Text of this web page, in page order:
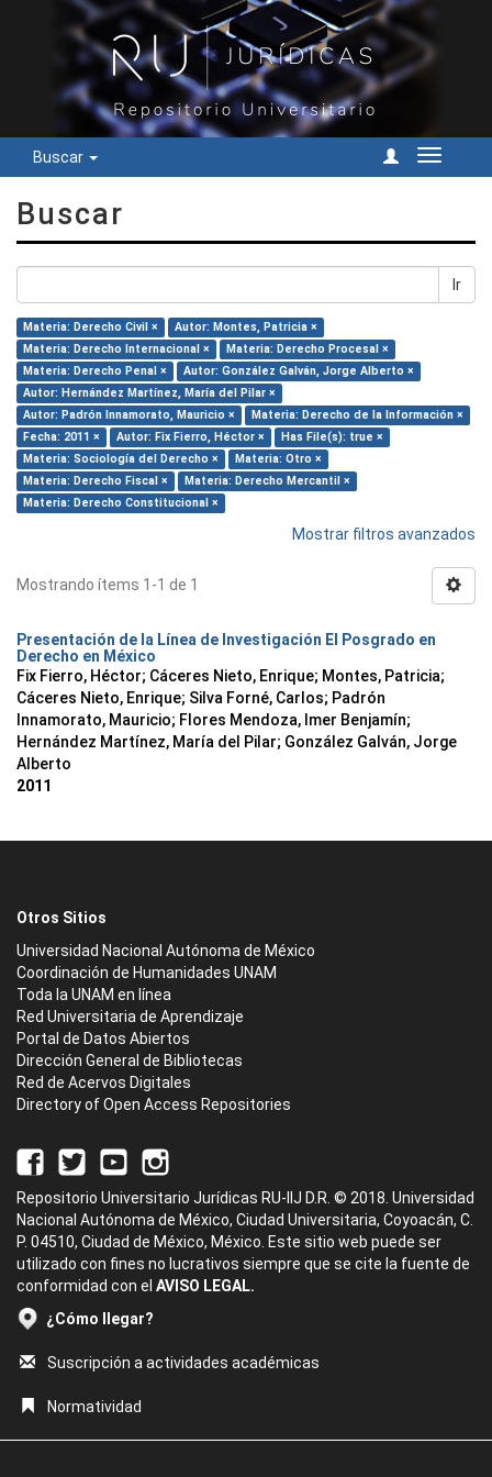
Buscar
Cambiar
Buscar
Ir
Materia: Derecho Civil ×
Autor: Montes, Patricia ×
Materia: Derecho Internacional ×
Materia: Derecho Procesal ×
Materia: Derecho Penal ×
Autor: González Galván, Jorge Alberto ×
Autor: Hernández Martínez, María del Pilar ×
Autor: Padrón Innamorato, Mauricio ×
Materia: Derecho de la Información ×
Fecha: 2011 ×
Autor: Fix Fierro, Héctor ×
Has File(s): true ×
Materia: Sociología del Derecho ×
Materia: Otro ×
Materia: Derecho Fiscal ×
Materia: Derecho Mercantil ×
Materia: Derecho Constitucional ×
Mostrar filtros avanzados
Mostrando ítems 1-1 de 1
Presentación de la Línea de Investigación El Posgrado en
Derecho en México
Fix Fierro, Héctor; Cáceres Nieto, Enrique; Montes, Patricia;
Cáceres Nieto, Enrique; Silva Forné, Carlos; Padrón
Innamorato, Mauricio; Flores Mendoza, Imer Benjamín;
Hernández Martínez, María del Pilar; González Galván, Jorge
Alberto
2011
Otros Sitios
Universidad Nacional Autónoma de México
Coordinación de Humanidades UNAM
Toda la UNAM en línea
Red Universitaria de Aprendizaje
Portal de Datos Abiertos
Dirección General de Bibliotecas
Red de Acervos Digitales
Directory of Open Access Repositories
Repositorio Universitario Jurídicas RU-IIJ D.R. © 2018. Universidad
Nacional Autónoma de México, Ciudad Universitaria, Coyoacán, C.
P. 04510, Ciudad de México, México. Este sitio web puede ser
utilizado con fines no lucrativos siempre que se cite la fuente de
conformidad con el AVISO LEGAL.
¿Cómo llegar?
Suscripción a actividades académicas
Normatividad